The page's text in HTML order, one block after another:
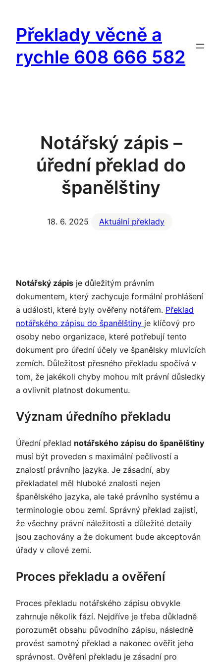
obsahPřeklady věcně a
rychle 608 666 582
Notářský zápis –
úřední překlad do
španělštiny
18. 6. 2025 Aktuální překlady
Notářský zápis je důležitým právním
dokumentem, který zachycuje formální prohlášení
a události, které byly ověřeny notářem. Překlad
notářského zápisu do španělštiny je klíčový pro
osoby nebo organizace, které potřebují tento
dokument pro úřední účely ve španělsky mluvících
zemích. Důležitost přesného překladu spočívá v
tom, že jakékoli chyby mohou mít právní důsledky
a ovlivnit platnost dokumentu.
Význam úředního překladu
Úřední překlad notářského zápisu do španělštiny
musí být proveden s maximální pečlivostí a
znalostí právního jazyka. Je zásadní, aby
překladatel měl hluboké znalosti nejen
španělského jazyka, ale také právního systému a
terminologie obou zemí. Správný překlad zajistí,
že všechny právní náležitosti a důležité detaily
jsou zachovány a že dokument bude akceptován
úřady v cílové zemi.
Proces překladu a ověření
Proces překladu notářského zápisu obvykle
zahrnuje několik fází. Nejdříve je třeba důkladně
porozumět obsahu původního zápisu, následně
provést samotný překlad a nakonec ověřit jeho
správnost. Ověření překladu je zásadní pro